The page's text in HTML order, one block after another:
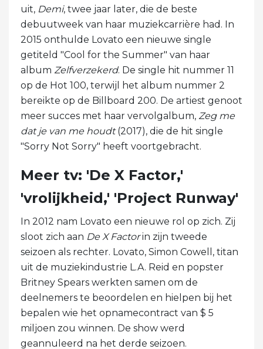
uit, Demi, twee jaar later, die de beste
debuutweek van haar muziekcarrière had. In
2015 onthulde Lovato een nieuwe single
getiteld "Cool for the Summer" van haar
album Zelfverzekerd. De single hit nummer 11
op de Hot 100, terwijl het album nummer 2
bereikte op de Billboard 200. De artiest genoot
meer succes met haar vervolgalbum, Zeg me
dat je van me houdt(2017), die de hit single
"Sorry Not Sorry" heeft voortgebracht.
Meer tv: 'De X Factor,'
'vrolijkheid,' 'Project Runway'
In 2012 nam Lovato een nieuwe rol op zich. Zij
sloot zich aan De X Factorin zijn tweede
seizoen als rechter. Lovato, Simon Cowell, titan
uit de muziekindustrie L.A. Reid en popster
Britney Spears werkten samen om de
deelnemers te beoordelen en hielpen bij het
bepalen wie het opnamecontract van $ 5
miljoen zou winnen. De show werd
geannuleerd na het derde seizoen.